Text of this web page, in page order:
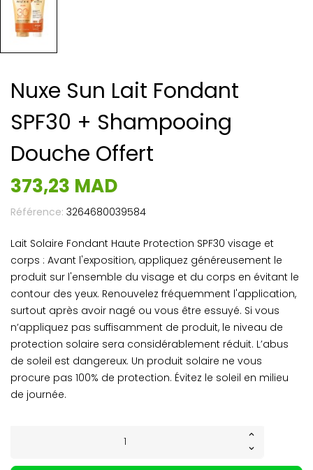
Nuxe Sun Lait Fondant
SPF30 + Shampooing
Douche Offert
373,23 MAD
Référence: 3264680039584
Lait Solaire Fondant Haute Protection SPF30 visage et
corps : Avant l'exposition, appliquez généreusement le
produit sur l'ensemble du visage et du corps en évitant le
contour des yeux. Renouvelez fréquemment l'application,
surtout après avoir nagé ou vous être essuyé. Si vous
n’appliquez pas suffisamment de produit, le niveau de
protection solaire sera considérablement réduit. L’abus
de soleil est dangereux. Un produit solaire ne vous
procure pas 100% de protection. Évitez le soleil en milieu
de journée.